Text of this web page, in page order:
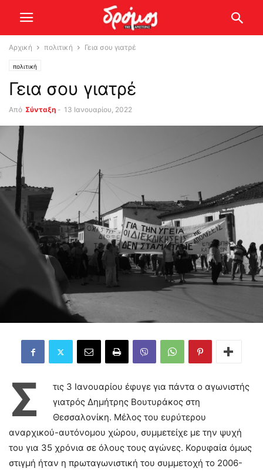
Αρχική πολιτική Γεια σου γιατρέ
πολιτική
Γεια σου γιατρέ
Από Σύνταξη - 13 Ιανουαρίου, 2022
Σ
τις 3 Ιανουαρίου έφυγε για πάντα ο αγωνιστής
γιατρός Δημήτρης Βουτυράκος στη
Θεσσαλονίκη. Μέλος του ευρύτερου
αναρχικού-αυτόνομου χώρου, συμμετείχε με την ψυχή
του για 35 χρόνια σε όλους τους αγώνες. Κορυφαία όμως
στιγμή ήταν η πρωταγωνιστική του συμμετοχή το 2006-